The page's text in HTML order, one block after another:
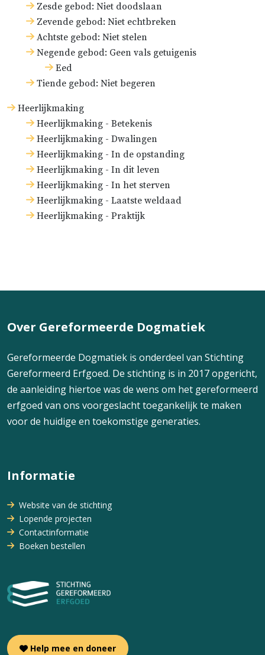
Zesde gebod: Niet doodslaan
Zevende gebod: Niet echtbreken
Achtste gebod: Niet stelen
Negende gebod: Geen vals getuigenis
Eed
Tiende gebod: Niet begeren
Heerlijkmaking
Heerlijkmaking - Betekenis
Heerlijkmaking - Dwalingen
Heerlijkmaking - In de opstanding
Heerlijkmaking - In dit leven
Heerlijkmaking - In het sterven
Heerlijkmaking - Laatste weldaad
Heerlijkmaking - Praktijk
Over Gereformeerde Dogmatiek
Gereformeerde Dogmatiek is onderdeel van Stichting
Gereformeerd Erfgoed. De stichting is in 2017 opgericht,
de aanleiding hiertoe was de wens om het gereformeerd
erfgoed van ons voorgeslacht toegankelijk te maken
voor de huidige en toekomstige generaties.
Informatie
Website van de stichting
Lopende projecten
Contactinformatie
Boeken bestellen
Help mee en doneer